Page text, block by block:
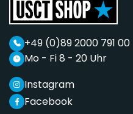
+49 (0)89 2000 791 00
Mo - Fi 8 - 20 Uhr
Facebook
Instagram